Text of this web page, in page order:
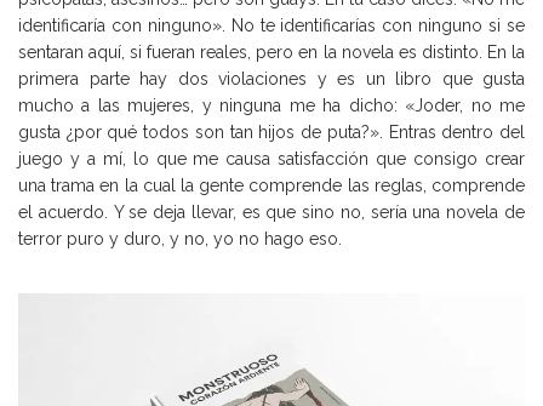
identificaría con ninguno». No te identificarías con ninguno si se
sentaran aquí, si fueran reales, pero en la novela es distinto. En la
primera parte hay dos violaciones y es un libro que gusta
mucho a las mujeres, y ninguna me ha dicho: «Joder, no me
gusta ¿por qué todos son tan hijos de puta?». Entras dentro del
juego y a mí, lo que me causa satisfacción que consigo crear
una trama en la cual la gente comprende las reglas, comprende
el acuerdo. Y se deja llevar, es que sino no, sería una novela de
terror puro y duro, y no, yo no hago eso.